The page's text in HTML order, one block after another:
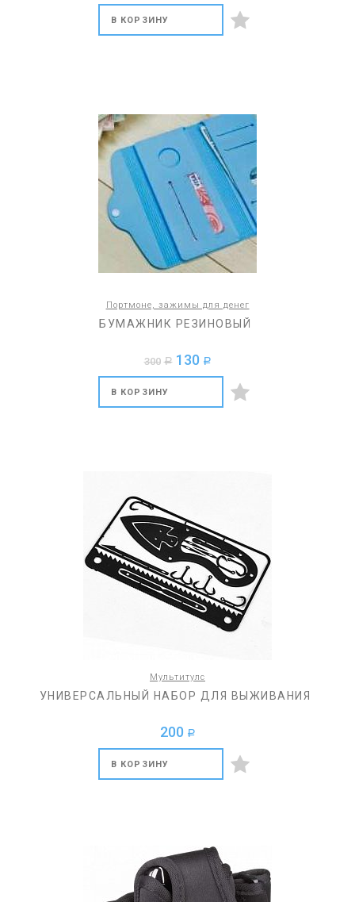
В КОРЗИНУ
Портмоне, зажимы для денег
БУМАЖНИК РЕЗИНОВЫЙ
300 a 130 a
В КОРЗИНУ
Мультитулс
УНИВЕРСАЛЬНЫЙ НАБОР ДЛЯ ВЫЖИВАНИЯ
200 a
В КОРЗИНУ